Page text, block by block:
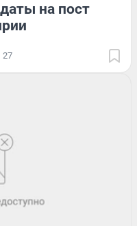
на пост
27